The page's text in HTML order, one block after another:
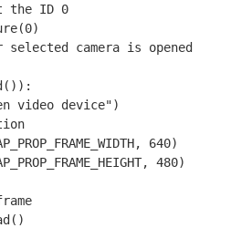
the ID 0
selected camera is opened
video device")
640)
480)